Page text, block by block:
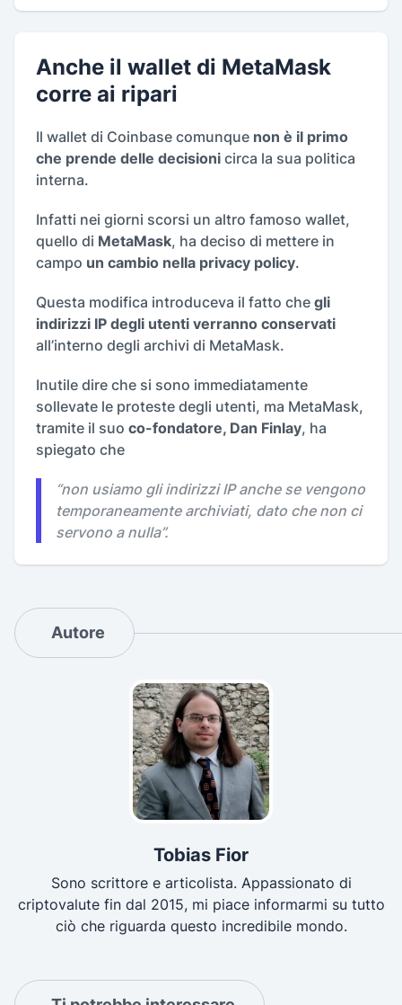
Anche il wallet di MetaMask
corre ai ripari
Il wallet di Coinbase comunque non è il primo
che prende delle decisioni circa la sua politica
interna.
Infatti nei giorni scorsi un altro famoso wallet,
quello di MetaMask, ha deciso di mettere in
campo un cambio nella privacy policy.
Questa modifica introduceva il fatto che gli
indirizzi IP degli utenti verranno conservati
all’interno degli archivi di MetaMask.
Inutile dire che si sono immediatamente
sollevate le proteste degli utenti, ma MetaMask,
tramite il suo co-fondatore, Dan Finlay, ha
spiegato che
“non usiamo gli indirizzi IP anche se vengono
temporaneamente archiviati, dato che non ci
servono a nulla”.
Autore
Tobias Fior
Sono scrittore e articolista. Appassionato di
criptovalute fin dal 2015, mi piace informarmi su tutto
ciò che riguarda questo incredibile mondo.